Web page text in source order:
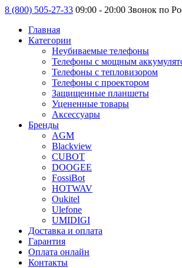
8 (800) 505-27-33 09:00 - 20:00 Звонок по
Главная
Категории
Неубиваемые телефоны
Телефоны с мощным
Телефоны с тепловизором
Телефоны с проектором
Защищенные планшеты
Уцененные товары
Аксессуары
Бренды
AGM
Blackview
CUBOT
DOOGEE
FossiBot
HOTWAV
Oukitel
Ulefone
UMIDIGI
Доставка и оплата
Гарантия
Оплата онлайн
Контакты